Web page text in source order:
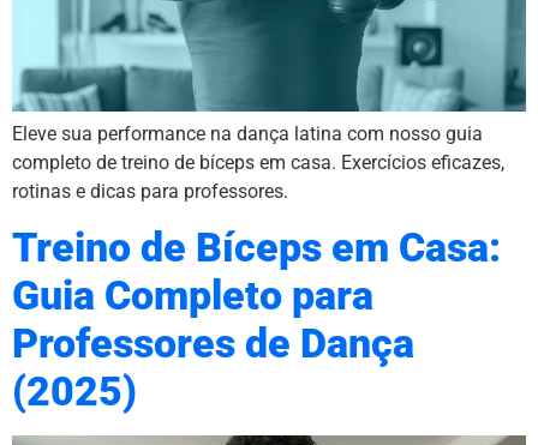
Eleve sua performance na dança latina com nosso guia
completo de treino de bíceps em casa. Exercícios eficazes,
rotinas e dicas para professores.
Treino de Bíceps em Casa:
Guia Completo para
Professores de Dança
(2025)